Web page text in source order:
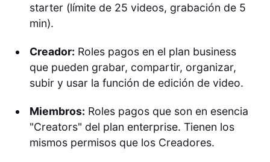
starter (límite de 25 videos, grabación de 5
min).
Creador: Roles pagos en el plan business
que pueden grabar, compartir, organizar,
subir y usar la función de edición de video.
Miembros: Roles pagos que son en esencia
"Creators" del plan enterprise. Tienen los
mismos permisos que los Creadores.